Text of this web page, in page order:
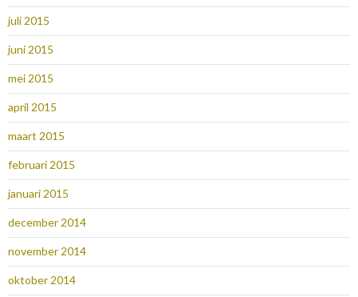
juli 2015
juni 2015
mei 2015
april 2015
maart 2015
februari 2015
januari 2015
december 2014
november 2014
oktober 2014